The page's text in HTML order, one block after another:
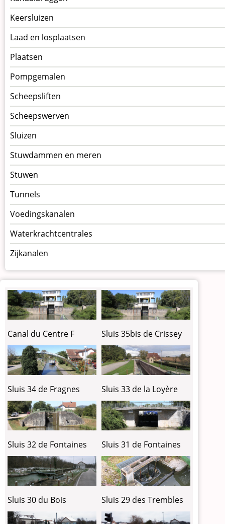
Keersluizen
Laad en losplaatsen
Plaatsen
Pompgemalen
Scheepsliften
Scheepswerven
Sluizen
Stuwdammen en meren
Stuwen
Tunnels
Voedingskanalen
Waterkrachtcentrales
Zijkanalen
Canal du Centre F Sluis 35bis de Crissey
Sluis 34 de Fragnes Sluis 33 de la Loyère
Sluis 32 de Fontaines Sluis 31 de Fontaines
Sluis 30 du Bois Sluis 29 des Trembles